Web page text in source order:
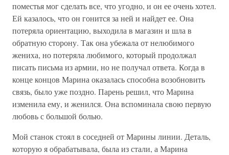
поместья мог сделать все, что угодно, и он ее очень хотел.
Ей казалось, что он гонится за ней и найдет ее. Она
потеряла ориентацию, выходила в магазин и шла в
обратную сторону. Так она убежала от нелюбимого
жениха, но потеряла любимого, который продолжал
писать письма из армии, но не получал ответа. Когда в
конце концов Марина оказалась способна возобновить
связь, было уже поздно. Парень решил, что Марина
изменила ему, и женился. Она вспоминала свою первую
любовь с большой болью.
Мой станок стоял в соседней от Марины линии. Деталь,
которую я обрабатывала, была из стали, а Марина